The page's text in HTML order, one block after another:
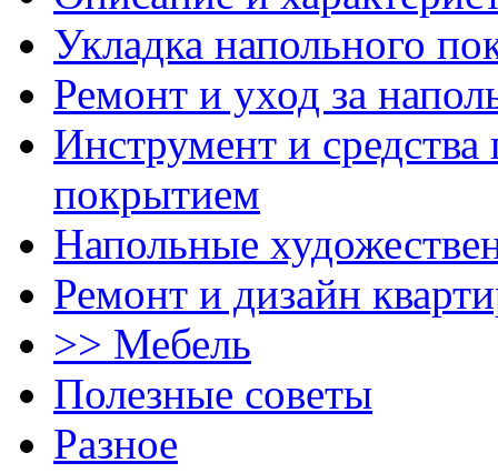
Укладка напольного
Ремонт и уход за
Инструмент и
покрытием
Напольные
Ремонт и дизайн
>> Мебель
Полезные советы
Разное